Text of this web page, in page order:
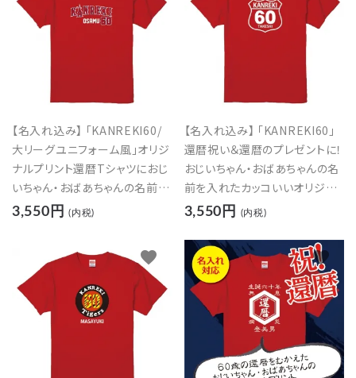
【名入れ込み】 「KANREKI60/
大リーグユニフォーム風」オリジ
ナルプリント還暦Tシャツにおじ
いちゃん・おばあちゃんの名前を
入れたカッコイイTシャツの贈り
3,550円 (内税)
【名入れ込み】 「KANREKI60」
還暦祝い＆還暦のプレゼントに！
おじいちゃん・おばあちゃんの名
前を入れたカッコいいオリジナ
ルプリントTシャツの贈り物
3,550円 (内税)
favorite favorite